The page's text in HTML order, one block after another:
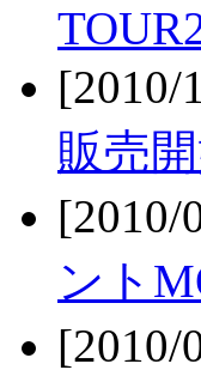
販売
ント